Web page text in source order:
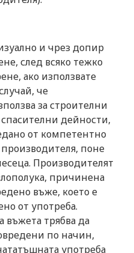
и чрез допир
след всяко тежко
ако използвате
че
за строителни
дейности,
от компетентно
поне
Производителят
причинена
въже, което е
от употреба.
въжета трябва да
по начин,
употреба